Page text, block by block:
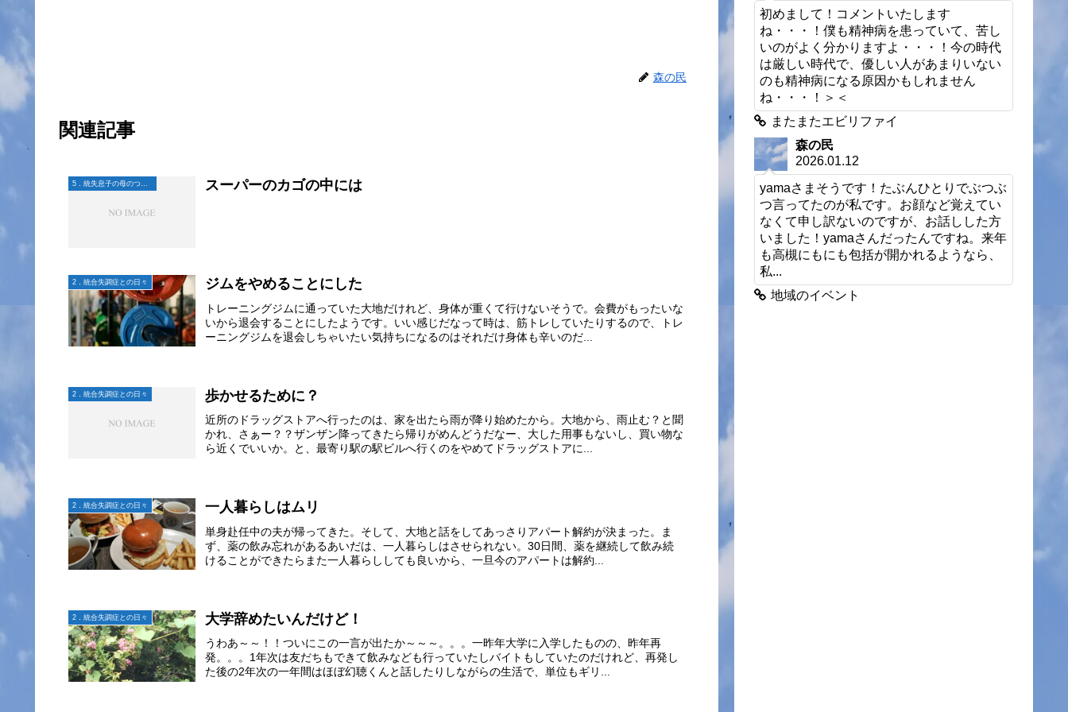
森の民
関連記事
5．統失息子の母のつぶやき スーパーのカゴの中には
2．統合失調症との日々 ジムをやめることにした
トレーニングジムに通っていた大地だけれど、身体が重くて行けないそうで。会費がもったいな
いから退会することにしたようです。いい感じだなって時は、筋トレしていたりするので、トレ
ーニングジムを退会しちゃいたい気持ちになるのはそれだけ身体も辛いのだ...
2．統合失調症との日々 歩かせるために？
近所のドラッグストアへ行ったのは、家を出たら雨が降り始めたから。大地から、雨止む？と聞
かれ、さぁー？？ザンザン降ってきたら帰りがめんどうだなー、大した用事もないし、買い物な
ら近くでいいか。と、最寄り駅の駅ビルへ行くのをやめてドラッグストアに...
2．統合失調症との日々 一人暮らしはムリ
単身赴任中の夫が帰ってきた。そして、大地と話をしてあっさりアパート解約が決まった。ま
ず、薬の飲み忘れがあるあいだは、一人暮らしはさせられない。30日間、薬を継続して飲み続
けることができたらまた一人暮らししても良いから、一旦今のアパートは解約...
2．統合失調症との日々 大学辞めたいんだけど！
うわあ～～！！ついにこの一言が出たか～～～。。。一昨年大学に入学したものの、昨年再
発。。。1年次は友だちもできて飲みなども行っていたしバイトもしていたのだけれど、再発し
た後の2年次の一年間はほぼ幻聴くんと話したりしながらの生活で、単位もギリ...
初めまして！コメントいたします
ね・・・！僕も精神病を患っていて、苦し
いのがよく分かりますよ・・・！今の時代
は厳しい時代で、優しい人があまりいない
のも精神病になる原因かもしれません
ね・・・！＞＜
またまたエビリファイ
森の民
2026.01.12
yamaさまそうです！たぶんひとりでぶつぶ
つ言ってたのが私です。お顔など覚えてい
なくて申し訳ないのですが、お話しした方
いました！yamaさんだったんですね。来年
も高槻にもにも包括が開かれるようなら、
私...
地域のイベント